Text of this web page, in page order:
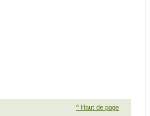
^ Haut de page